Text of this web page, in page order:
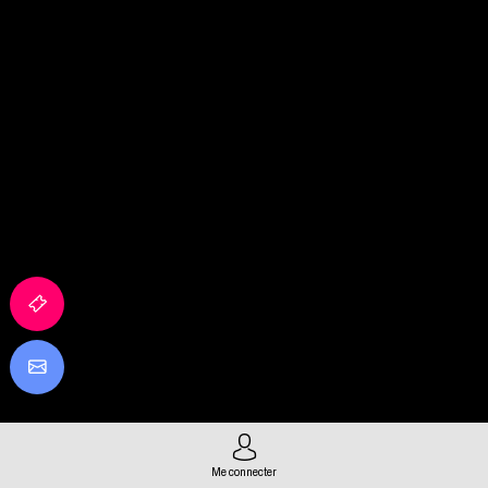
Me connecter